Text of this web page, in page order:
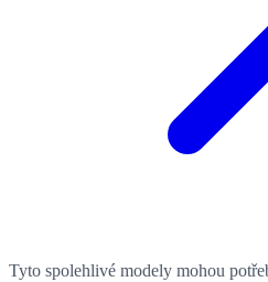
Tyto spolehlivé modely mohou